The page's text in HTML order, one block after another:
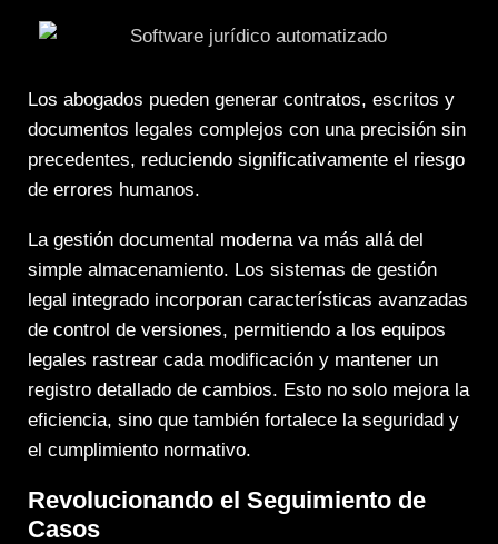
Los abogados pueden generar contratos, escritos y
documentos legales complejos con una precisión sin
precedentes, reduciendo significativamente el riesgo
de errores humanos.
La gestión documental moderna va más allá del
simple almacenamiento. Los sistemas de gestión
legal integrado incorporan características avanzadas
de control de versiones, permitiendo a los equipos
legales rastrear cada modificación y mantener un
registro detallado de cambios. Esto no solo mejora la
eficiencia, sino que también fortalece la seguridad y
el cumplimiento normativo.
Revolucionando el Seguimiento de
Casos